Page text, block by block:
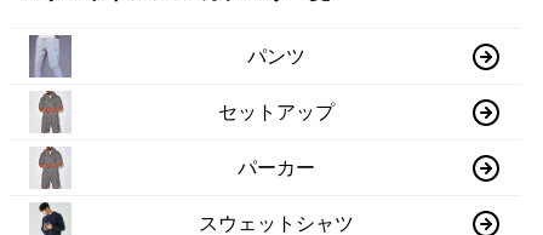
パンツ
セットアップ
パーカー
スウェットシャツ